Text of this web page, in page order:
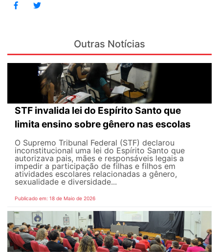
Outras Notícias
STF invalida lei do Espírito Santo que
limita ensino sobre gênero nas escolas
O Supremo Tribunal Federal (STF) declarou
inconstitucional uma lei do Espírito Santo que
autorizava pais, mães e responsáveis legais ​​a
impedir a participação de filhas e filhos em
atividades escolares relacionadas a gênero,
sexualidade e diversidade...
Publicado em: 18 de Maio de 2026